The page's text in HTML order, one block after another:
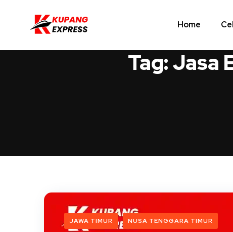
Home
Tag:Jasa
JAWA TIMUR NUSA TENGGARA TIMUR